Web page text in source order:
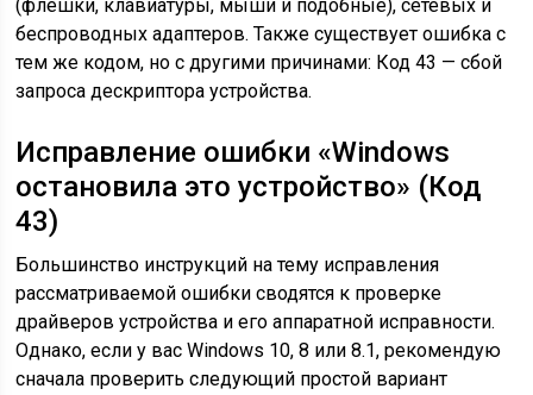
(флешки, клавиатуры, мыши и подобные), сетевых и
беспроводных адаптеров. Также существует ошибка с
тем же кодом, но с другими причинами: Код 43 — сбой
запроса дескриптора устройства.
Исправление ошибки «Windows
остановила это устройство» (Код
43)
Большинство инструкций на тему исправления
рассматриваемой ошибки сводятся к проверке
драйверов устройства и его аппаратной исправности.
Однако, если у вас Windows 10, 8 или 8.1, рекомендую
сначала проверить следующий простой вариант